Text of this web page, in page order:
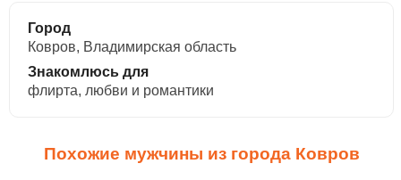
Город
Ковров, Владимирская область
Знакомлюсь для
флирта, любви и романтики
Похожие мужчины из города Ковров